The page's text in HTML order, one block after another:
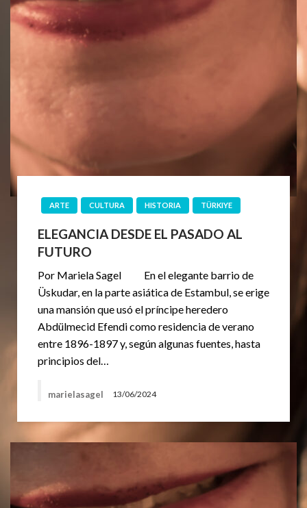
ARTE CULTURA HISTORIA TÜRKIYE
ELEGANCIA DESDE EL PASADO AL
FUTURO
Por Mariela Sagel En el elegante barrio de
Üskudar, en la parte asiática de Estambul, se erige
una mansión que usó el príncipe heredero
Abdülmecid Efendi como residencia de verano
entre 1896-1897 y, según algunas fuentes, hasta
principios del…
marielasagel 13/06/2024